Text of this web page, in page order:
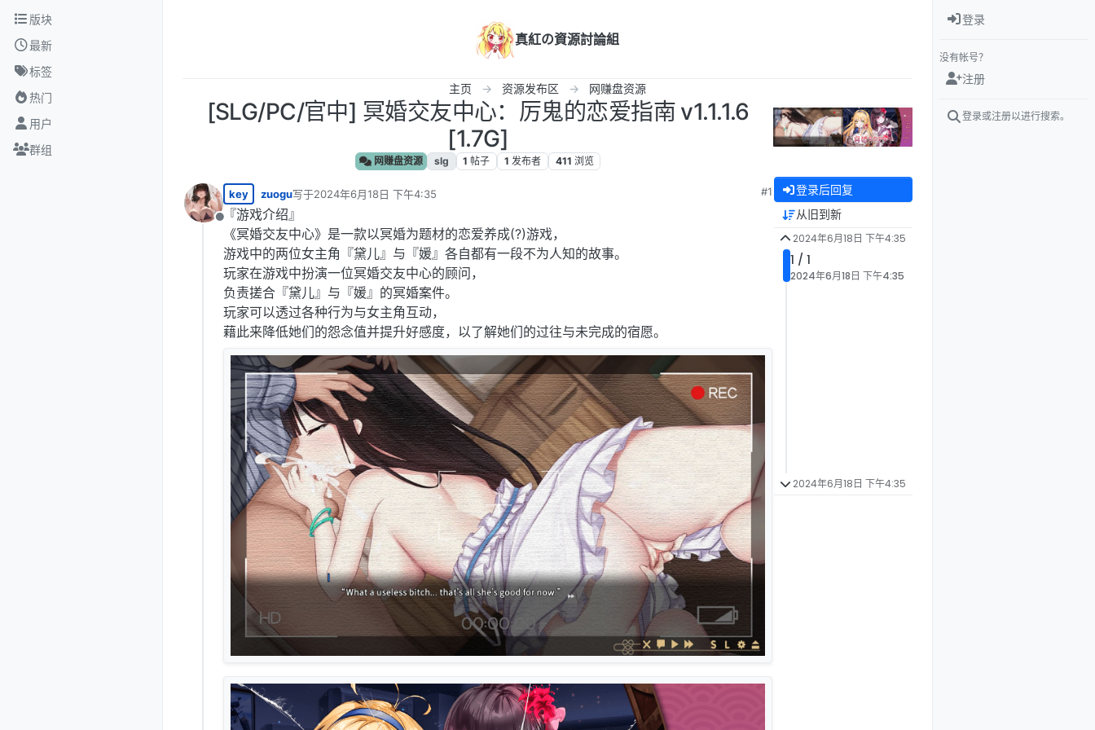
跳转至内容
版块
最新
标签
热门
用户
群组
真紅の資源討論組
主页 资源发布区 网赚盘资源
[SLG/PC/官中] 冥婚交友中心：厉鬼的恋爱指南 v1.1.1.6
[1.7G]
网赚盘资源 slg 1 帖子 1 发布者 411 浏览
离线
key zuogu写于2024年6月18日 下午4:35
最后由 编辑
#1
『游戏介绍』
《冥婚交友中心》是一款以冥婚为题材的恋爱养成(?)游戏，
游戏中的两位女主角『黛儿』与『媛』各自都有一段不为人知的故事。
玩家在游戏中扮演一位冥婚交友中心的顾问，
负责搓合『黛儿』与『媛』的冥婚案件。
玩家可以透过各种行为与女主角互动，
藉此来降低她们的怨念值并提升好感度，以了解她们的过往与未完成的宿愿。
登录后回复
从旧到新
2024年6月18日 下午4:35
1 / 1
2024年6月18日 下午4:35
2024年6月18日 下午4:35
登录
没有帐号？
注册
登录或注册以进行搜索。